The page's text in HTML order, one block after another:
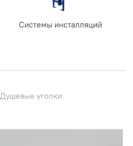
Системы инсталляций
Душевые уголки